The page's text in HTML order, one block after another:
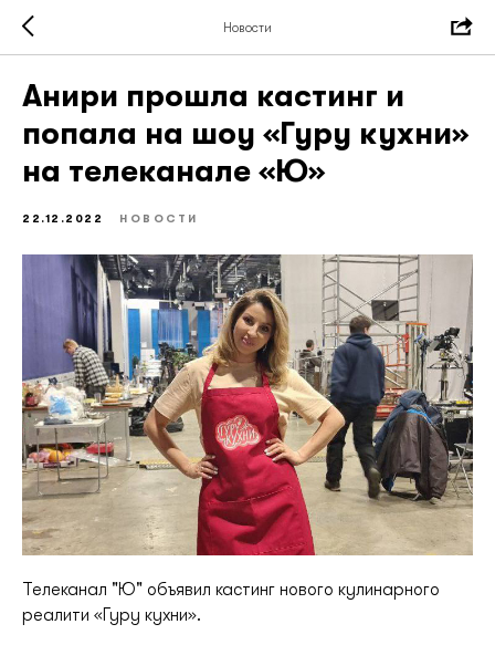
Новости
Анири прошла кастинг и
попала на шоу «Гуру кухни»
на телеканале «Ю»
22.12.2022 НОВОСТИ
Телеканал "Ю" объявил кастинг нового кулинарного
реалити «Гуру кухни».